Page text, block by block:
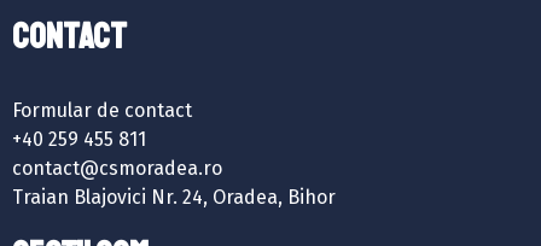
Contact
Formular de contact
+40 259 455 811
contact@csmoradea.ro
Traian Blajovici Nr. 24, Oradea, Bihor